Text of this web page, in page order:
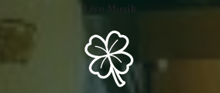
Live Musik